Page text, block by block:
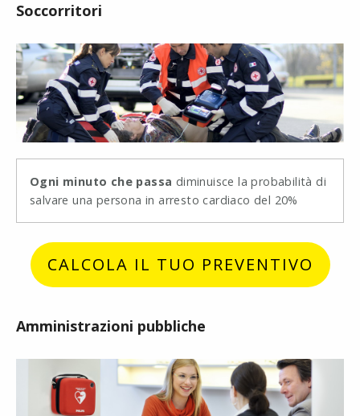
Soccorritori
Ogni minuto che passa diminuisce la probabilità di
salvare una persona in arresto cardiaco del 20%
CALCOLA IL TUO PREVENTIVO
Amministrazioni pubbliche